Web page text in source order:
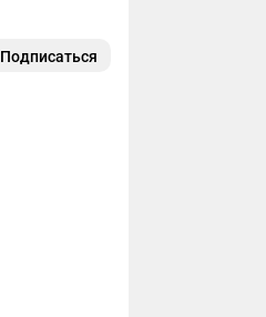
Подписаться